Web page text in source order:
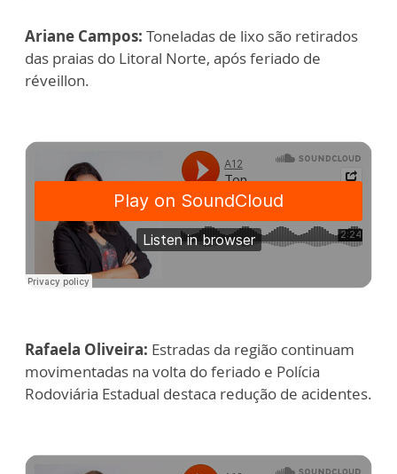
Ariane Campos: Toneladas de lixo são retirados
das praias do Litoral Norte, após feriado de
réveillon.
Rafaela Oliveira: Estradas da região continuam
movimentadas na volta do feriado e Polícia
Rodoviária Estadual destaca redução de acidentes.